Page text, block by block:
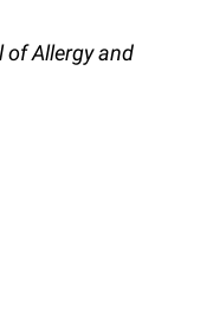
of Allergy and